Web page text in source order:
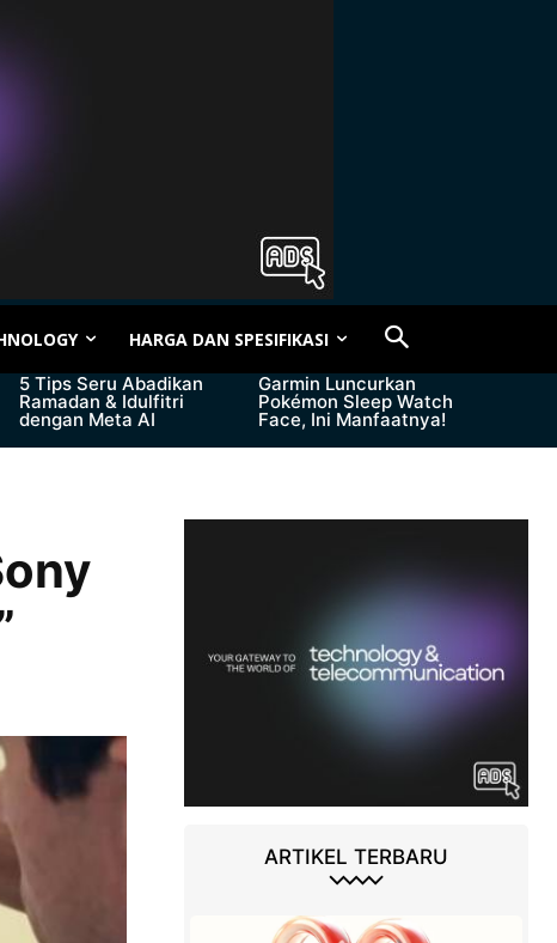
HARGA DAN SPESIFIKASI
5 Tips Seru Abadikan
Ramadan & Idulfitri
dengan Meta AI
Garmin Luncurkan
Pokémon Sleep Watch
Face, Ini Manfaatnya!
ARTIKEL TERBARU